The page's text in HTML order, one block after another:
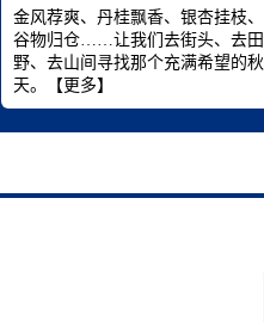
金风荐爽、丹桂飘香、银杏挂枝、
谷物归仓……让我们去街头、去田
野、去山间寻找那个充满希望的秋
天。【 更多】